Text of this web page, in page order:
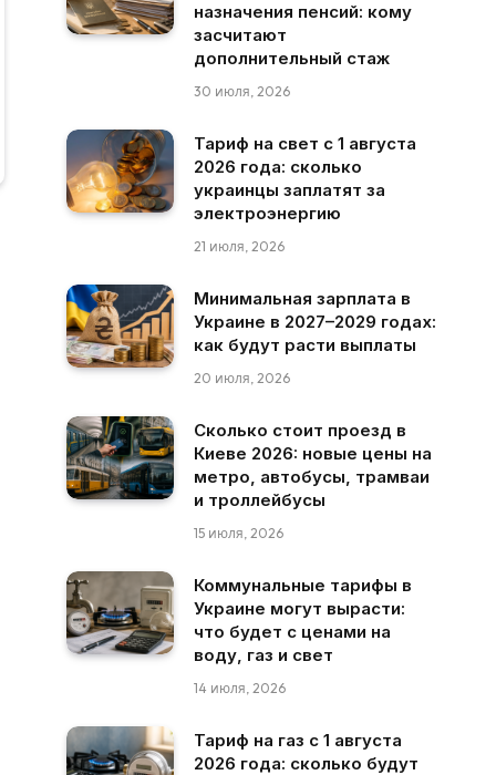
назначения пенсий: кому
засчитают
дополнительный стаж
30 июля, 2026
Тариф на свет с 1 августа
2026 года: сколько
украинцы заплатят за
электроэнергию
21 июля, 2026
Минимальная зарплата в
Украине в 2027–2029 годах:
как будут расти выплаты
20 июля, 2026
Сколько стоит проезд в
Киеве 2026: новые цены на
метро, автобусы, трамваи
и троллейбусы
15 июля, 2026
Коммунальные тарифы в
Украине могут вырасти:
что будет с ценами на
воду, газ и свет
14 июля, 2026
Тариф на газ с 1 августа
2026 года: сколько будут